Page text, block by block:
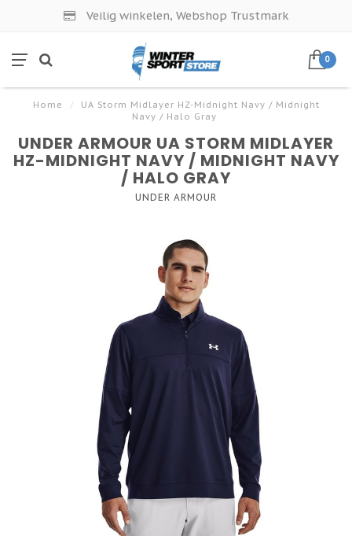
Veilig winkelen, Webshop Trustmark
0
Home /
UA Storm Midlayer HZ-Midnight Navy / Midnight
Navy / Halo Gray
UNDER ARMOUR UA STORM MIDLAYER
HZ-MIDNIGHT NAVY / MIDNIGHT NAVY
/ HALO GRAY
UNDER ARMOUR